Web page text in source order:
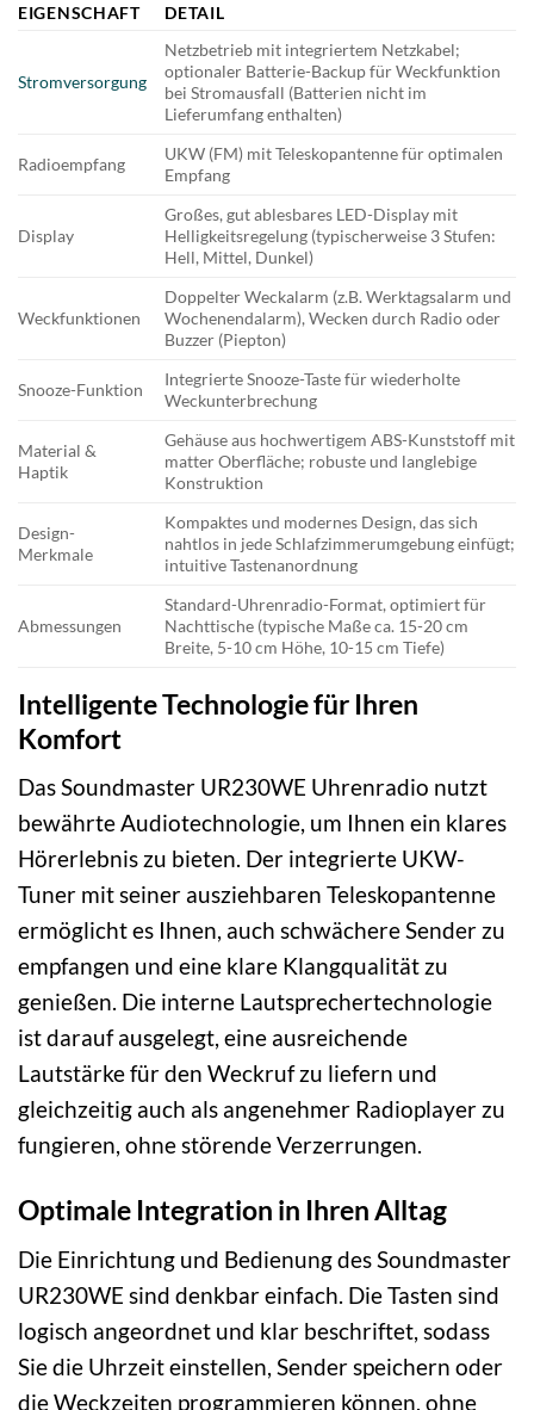
EIGENSCHAFT DETAIL
Stromversorgung
Netzbetrieb mit integriertem Netzkabel;
optionaler Batterie-Backup für Weckfunktion
bei Stromausfall (Batterien nicht im
Lieferumfang enthalten)
Radioempfang
UKW (FM) mit Teleskopantenne für optimalen
Empfang
Display
Großes, gut ablesbares LED-Display mit
Helligkeitsregelung (typischerweise 3 Stufen:
Hell, Mittel, Dunkel)
Weckfunktionen
Doppelter Weckalarm (z.B. Werktagsalarm und
Wochenendalarm), Wecken durch Radio oder
Buzzer (Piepton)
Snooze-Funktion
Integrierte Snooze-Taste für wiederholte
Weckunterbrechung
Material &
Haptik
Gehäuse aus hochwertigem ABS-Kunststoff mit
matter Oberfläche; robuste und langlebige
Konstruktion
Design-
Merkmale
Kompaktes und modernes Design, das sich
nahtlos in jede Schlafzimmerumgebung einfügt;
intuitive Tastenanordnung
Abmessungen
Standard-Uhrenradio-Format, optimiert für
Nachttische (typische Maße ca. 15-20 cm
Breite, 5-10 cm Höhe, 10-15 cm Tiefe)
Intelligente Technologie für Ihren
Komfort
Das Soundmaster UR230WE Uhrenradio nutzt
bewährte Audiotechnologie, um Ihnen ein klares
Hörerlebnis zu bieten. Der integrierte UKW-
Tuner mit seiner ausziehbaren Teleskopantenne
ermöglicht es Ihnen, auch schwächere Sender zu
empfangen und eine klare Klangqualität zu
genießen. Die interne Lautsprechertechnologie
ist darauf ausgelegt, eine ausreichende
Lautstärke für den Weckruf zu liefern und
gleichzeitig auch als angenehmer Radioplayer zu
fungieren, ohne störende Verzerrungen.
Optimale Integration in Ihren Alltag
Die Einrichtung und Bedienung des Soundmaster
UR230WE sind denkbar einfach. Die Tasten sind
logisch angeordnet und klar beschriftet, sodass
Sie die Uhrzeit einstellen, Sender speichern oder
die Weckzeiten programmieren können, ohne